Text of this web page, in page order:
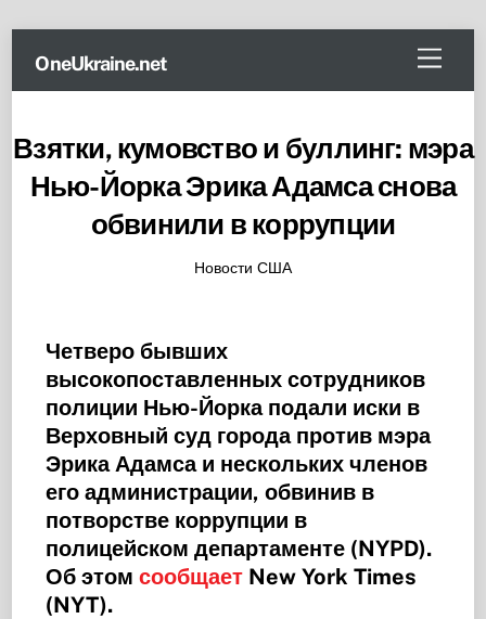
content
Menu
OneUkraine.net
Взятки, кумовство и буллинг: мэра
Нью-Йорка Эрика Адамса снова
обвинили в коррупции
Новости США
Четверо бывших
высокопоставленных сотрудников
полиции Нью-Йорка подали иски в
Верховный суд города против мэра
Эрика Адамса и нескольких членов
его администрации, обвинив в
потворстве коррупции в
полицейском департаменте (NYPD).
Об этомсообщает New York Times
(NYT).